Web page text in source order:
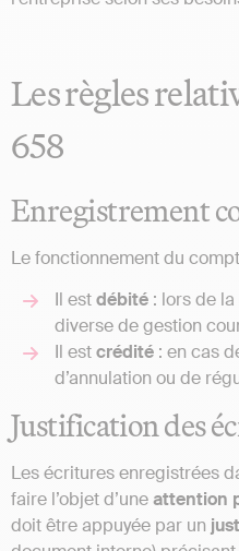
Les règles
658
Enregistrement
Le fonctionnement du
Il estdébité : lors de
diverse de gestion
Il estcrédité : en cas
d’annulation ou de
Justification des
Les écritures enregistrées
faire l’objet d’uneattention
doit être appuyée par un